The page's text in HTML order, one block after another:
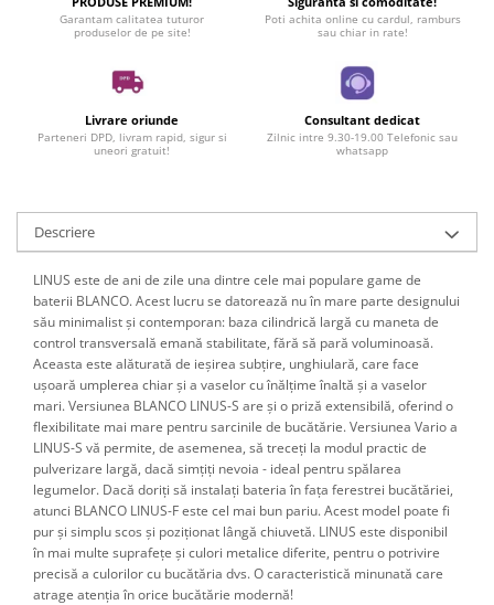
Garantam calitatea tuturor
produselor de pe site!
Poti achita online cu cardul, ramburs
sau chiar in rate!
Livrare oriunde
Parteneri DPD, livram rapid, sigur si
uneori gratuit!
Consultant dedicat
Zilnic intre 9.30-19.00 Telefonic sau
whatsapp
Descriere
LINUS este de ani de zile una dintre cele mai populare game de
baterii BLANCO. Acest lucru se datorează nu în mare parte designului
său minimalist și contemporan: baza cilindrică largă cu maneta de
control transversală emană stabilitate, fără să pară voluminoasă.
Aceasta este alăturată de ieșirea subțire, unghiulară, care face
ușoară umplerea chiar și a vaselor cu înălțime înaltă și a vaselor
mari. Versiunea BLANCO LINUS-S are și o priză extensibilă, oferind o
flexibilitate mai mare pentru sarcinile de bucătărie. Versiunea Vario a
LINUS-S vă permite, de asemenea, să treceți la modul practic de
pulverizare largă, dacă simțiți nevoia - ideal pentru spălarea
legumelor. Dacă doriți să instalați bateria în fața ferestrei bucătăriei,
atunci BLANCO LINUS-F este cel mai bun pariu. Acest model poate fi
pur și simplu scos și poziționat lângă chiuvetă. LINUS este disponibil
în mai multe suprafețe și culori metalice diferite, pentru o potrivire
precisă a culorilor cu bucătăria dvs. O caracteristică minunată care
atrage atenția în orice bucătărie modernă!